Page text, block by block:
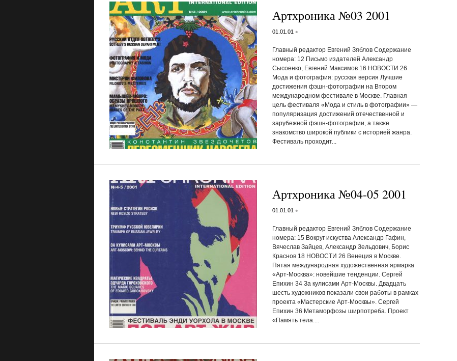
Артхроника №03 2001
01.01.01 •
Главный редактор Евгений Зяблов Содержание
номера: 12 Письмо издателей Александр
Сысоенко, Евгений Максимов 16 НОВОСТИ 26
Мода и фотография: русская версия Лучшие
достижения фэшн-фотографии на Втором
международном фестивале в Москве. Главная
цель фестиваля «Мода и стиль в фотографии» —
популяризация достижений отечественной и
зарубежной фэшн-фотографии, а также
знакомство широкой публики с историей жанра.
Фестиваль проходит...
Артхроника №04-05 2001
01.01.01 •
Главный редактор Евгений Зяблов Содержание
номера: 15 Вокруг искуства Александр Гафин,
Вячеслав Зайцев, Александр Зельдович, Борис
Краснов 18 НОВОСТИ 26 Венеция в Москве.
Пятая международная художественная ярмарка
«Арт-Москва»: новейшие тенденции. Сергей
Епихин 34 За кулисами Арт-Москвы. Двадцать
шесть художников показали свои работы в рамках
проекта «Мастерские Арт-Москвы». Сергей
Епихин 36 Метаморфозы ширпотреба. Проект
«Память тела....